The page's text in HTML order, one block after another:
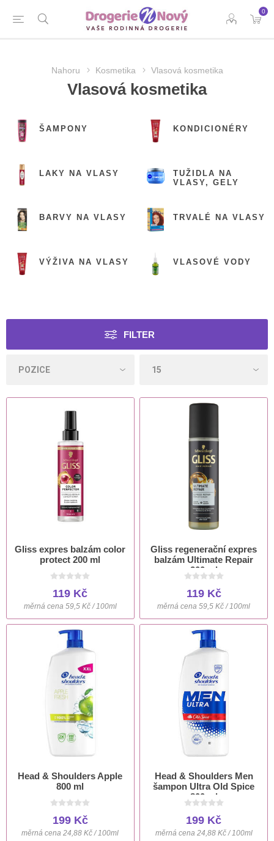
0
Nahoru Kosmetika Vlasová kosmetika
Vlasová kosmetika
ŠAMPONY KONDICIONÉRY
LAKY NA VLASY
TUŽIDLA NA
VLASY, GELY
BARVY NA VLASY TRVALÉ NA VLASY
VÝŽIVA NA VLASY VLASOVÉ VODY
FILTER
Gliss expres balzám color
protect 200 ml
119 Kč
měrná cena 59,5 Kč / 100ml
Gliss regenerační expres
balzám Ultimate Repair
200 ml
119 Kč
měrná cena 59,5 Kč / 100ml
Head & Shoulders Apple
800 ml
199 Kč
měrná cena 24,88 Kč / 100ml
Head & Shoulders Men
šampon Ultra Old Spice
800 ml
199 Kč
měrná cena 24,88 Kč / 100ml